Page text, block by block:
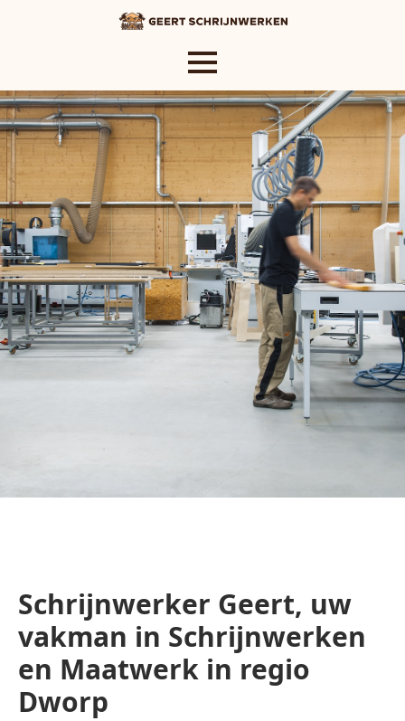
Schrijnwerker Geert, uw
vakman in Schrijnwerken
en Maatwerk in regio
Dworp